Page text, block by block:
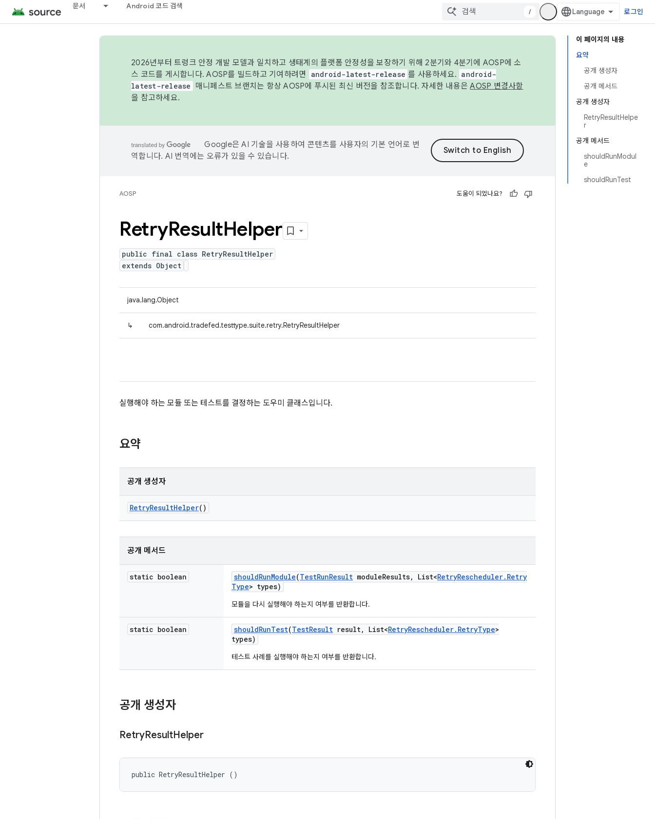
문서 Android 코드 검색
/ 로그인
이 페이지의 내용
요약
공개 생성자
공개 메서드
공개 생성자
RetryResultHelpe
r
공개 메서드
shouldRunModul
e
shouldRunTest
2026년부터 트렁크 안정 개발 모델과 일치하고 생태계의 플랫폼 안정성을 보장하기 위해 2분기와 4분기에 AOSP에 소
스 코드를 게시합니다. AOSP를 빌드하고 기여하려면
android-latest-release 를 사용하세요. android-
latest-release
매니페스트 브랜치는 항상 AOSP에 푸시된 최신 버전을 참조합니다. 자세한 내용은AOSP 변경사항
을 참고하세요.
Google은 AI 기술을 사용하여 콘텐츠를 사용자의 기본 언어로 번
역합니다. AI 번역에는 오류가 있을 수 있습니다.
AOSP 도움이 되었나요?
RetryResultHelper
public final class RetryResultHelper
extends Object
java.lang.Object
↳ com.android.tradefed.testtype.suite.retry.RetryResultHelper
실행해야 하는 모듈 또는 테스트를 결정하는 도우미 클래스입니다.
요약
공개 생성자
RetryResultHelper()
공개 메서드
static boolean shouldRunModule(TestRunResult moduleResults, List<RetryRescheduler. Retry
Type> types)
모듈을 다시 실행해야 하는지 여부를 반환합니다.
static boolean shouldRunTest(TestResult result, List<RetryRescheduler. RetryType>
types)
테스트 사례를 실행해야 하는지 여부를 반환합니다.
공개 생성자
RetryResultHelper
public RetryResultHelper ()